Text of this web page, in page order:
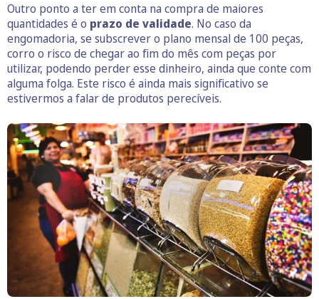
Outro ponto a ter em conta na compra de maiores
quantidades é o prazo de validade. No caso da
engomadoria, se subscrever o plano mensal de 100 peças,
corro o risco de chegar ao fim do mês com peças por
utilizar, podendo perder esse dinheiro, ainda que conte com
alguma folga. Este risco é ainda mais significativo se
estivermos a falar de produtos perecíveis.